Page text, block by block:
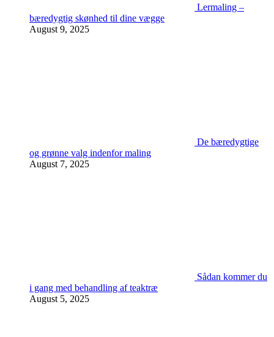
Lermaling –
bæredygtig skønhed til dine vægge
August 9, 2025
De bæredygtige
og grønne valg indenfor maling
August 7, 2025
Sådan kommer du
i gang med behandling af teaktræ
August 5, 2025